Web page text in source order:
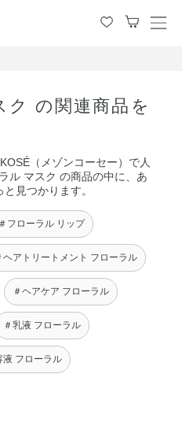
メ
の関連商品を
（メゾンコーセー）で人
ル マスク の商品の中に、あ
見つかります。
＃フローラル リップ
ヘアトリートメント フローラル
＃ヘアケア フローラル
＃乳液 フローラル
液 フローラル